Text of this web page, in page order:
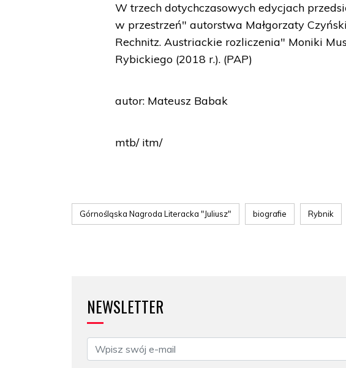
W trzech dotychczasowych edycjach
w przestrzeń" autorstwa Małgorzaty
Rechnitz. Austriackie rozliczenia" Moniki
Rybickiego (2018 r.). (PAP)
autor: Mateusz Babak
mtb/ itm/
Górnośląska Nagroda Literacka "Juliusz" biografie Rybnik
NEWSLETTER